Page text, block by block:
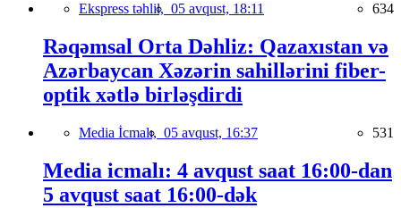
Ekspress təhlil, 05 avqust, 18:11 634
Rəqəmsal Orta Dəhliz: Qazaxıstan və
Azərbaycan Xəzərin sahillərini fiber-
optik xətlə birləşdirdi
Media İcmalı, 05 avqust, 16:37 531
Media icmalı: 4 avqust saat 16:00-dan
5 avqust saat 16:00-dək